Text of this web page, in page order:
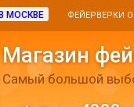
В МОСКВЕ ФЕЙЕРВЕРКИ
Магазин
Самый большой